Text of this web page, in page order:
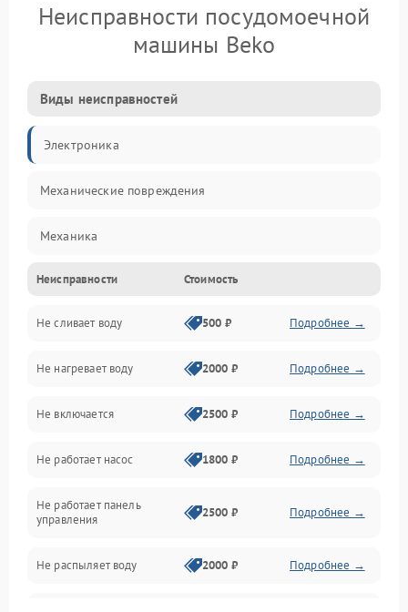
Неисправности посудомоечной
машины Beko
Виды неисправностей
Электроника
Механические повреждения
Механика
Управление
Электропитание
Датчики
Нагрев
Вода
Гигиена
Программное обеспечение
Неисправности Стоимость
Не сливает воду 500 ₽ Подробнее →
Не нагревает воду 2000 ₽ Подробнее →
Не включается 2500 ₽ Подробнее →
Не работает насос 1800 ₽ Подробнее →
Не работает панель
управления
2500 ₽ Подробнее →
Не распыляет воду 2000 ₽ Подробнее →